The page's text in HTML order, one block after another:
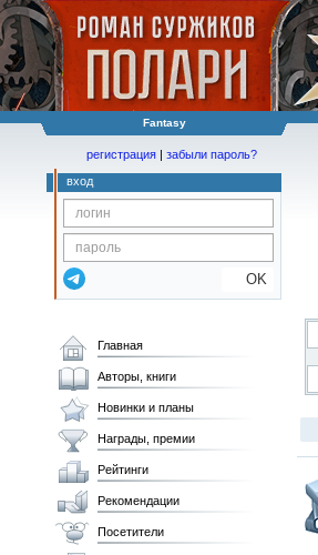
Fantasy
регистрация | забыли пароль?
вход
OK
Главная
Авторы, книги
Новинки и планы
Награды, премии
Рейтинги
Рекомендации
Посетители